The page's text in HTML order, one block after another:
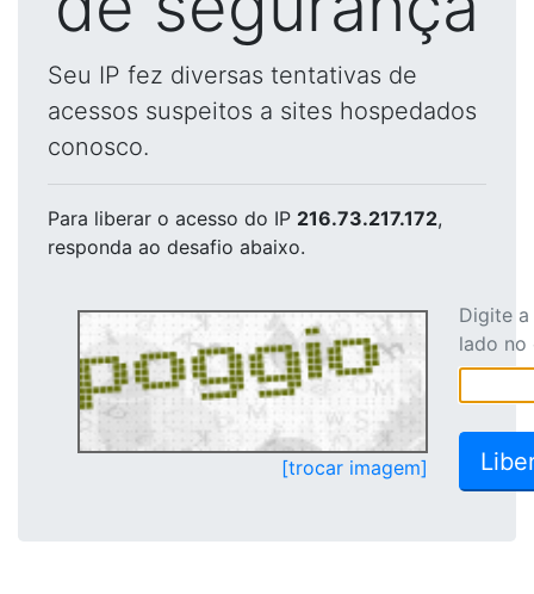
Seu IP fez diversas tentativas de
acessos suspeitos a sites hospedados
conosco.
Para liberar o acesso do IP 216.73.217.172,
responda ao desafio abaixo.
[trocar imagem]
Digite
lado no